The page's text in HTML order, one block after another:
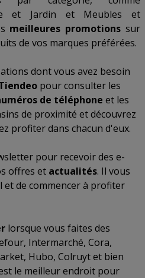
et Jardin et Meubles et
meilleures promotions sur
de vos marques préférées.
dont vous avez besoin
pour consulter les
de téléphone et les
de proximité et découvrez
profiter dans chacun d'eux.
pour recevoir des e-
offres et actualités. Il vous
de commencer à profiter
lorsque vous faites des
, Intermarché, Cora,
, Hubo, Colruytet bien
le meilleur endroit pour